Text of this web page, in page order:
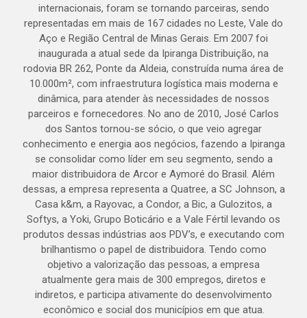
internacionais, foram se tornando parceiras, sendo
representadas em mais de 167 cidades no Leste, Vale do
Aço e Região Central de Minas Gerais. Em 2007 foi
inaugurada a atual sede da Ipiranga Distribuição, na
rodovia BR 262, Ponte da Aldeia, construída numa área de
10.000m², com infraestrutura logística mais moderna e
dinâmica, para atender às necessidades de nossos
parceiros e fornecedores. No ano de 2010, José Carlos
dos Santos tornou-se sócio, o que veio agregar
conhecimento e energia aos negócios, fazendo a Ipiranga
se consolidar como líder em seu segmento, sendo a
maior distribuidora de Arcor e Aymoré do Brasil. Além
dessas, a empresa representa a Quatree, a SC Johnson, a
Casa k&m, a Rayovac, a Condor, a Bic, a Gulozitos, a
Softys, a Yoki, Grupo Boticário e a Vale Fértil levando os
produtos dessas indústrias aos PDV’s, e executando com
brilhantismo o papel de distribuidora. Tendo como
objetivo a valorização das pessoas, a empresa
atualmente gera mais de 300 empregos, diretos e
indiretos, e participa ativamente do desenvolvimento
econômico e social dos municípios em que atua.